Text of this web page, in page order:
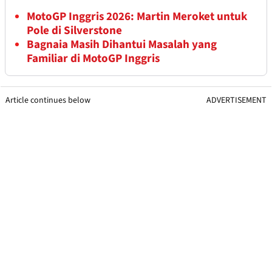
MotoGP Inggris 2026: Martin Meroket untuk
Pole di Silverstone
Bagnaia Masih Dihantui Masalah yang
Familiar di MotoGP Inggris
Article continues below ADVERTISEMENT